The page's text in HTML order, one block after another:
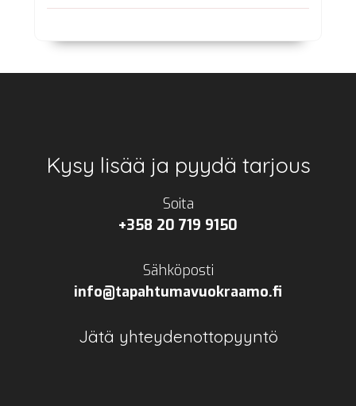
Footer
Kysy lisää ja pyydä tarjous
Soita
+358 20 719 9150
Sähköposti
info@tapahtumavuokraamo.fi
Jätä yhteydenottopyyntö